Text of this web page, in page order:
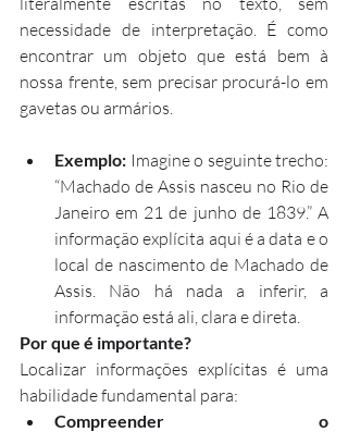
necessidade de interpretação. É como
encontrar um objeto que está bem à
nossa frente, sem precisar procurá-lo em
gavetas ou armários.
Exemplo: Imagine o seguinte trecho:
“Machado de Assis nasceu no Rio de
Janeiro em 21 de junho de 1839.” A
informação explícita aqui é a data e o
local de nascimento de Machado de
Assis. Não há nada a inferir, a
informação está ali, clara e direta.
Por que é importante?
Localizar informações explícitas é uma
habilidade fundamental para:
Compreender o